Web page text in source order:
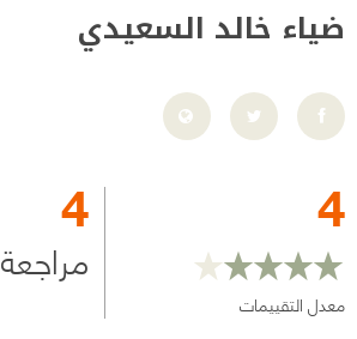
ضياء خالد السعيدي
4
معدل التقييمات
4
مراجعة